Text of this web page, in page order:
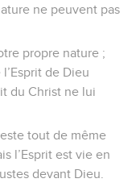
ne peuvent pas
propre nature ;
de Dieu
du Christ ne lui
tout de même
l’Esprit est vie en
devant Dieu.